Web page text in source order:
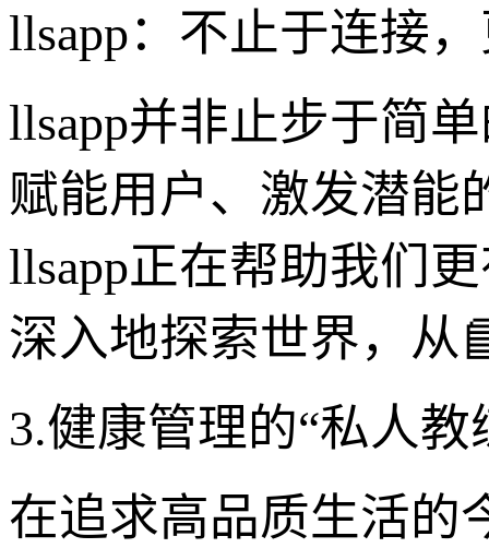
llsapp：不止于连接
llsapp并非止步于简
赋能用户、激发潜能
llsapp正在帮助我们
深入地探索世界，从
3.健康管理的“私人
在追求高品质生活的